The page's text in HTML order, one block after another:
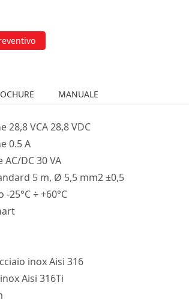
MANUALE
VCA 28,8 VDC
0.5 A
DC 30 VA
5 m, Ø 5,5 mm2 ±0,5
÷ +60°C
inox Aisi 316
Aisi 316Ti